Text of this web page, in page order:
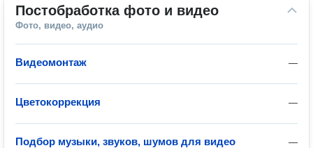
Постобработка фото и видео
Фото, видео, аудио
—
Видеомонтаж
—
Цветокоррекция
—
Подбор музыки, звуков, шумов для видео